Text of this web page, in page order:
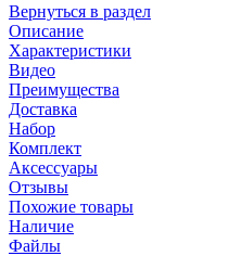
Вернуться в раздел
Описание
Характеристики
Видео
Преимущества
Доставка
Набор
Комплект
Аксессуары
Отзывы
Похожие товары
Наличие
Файлы